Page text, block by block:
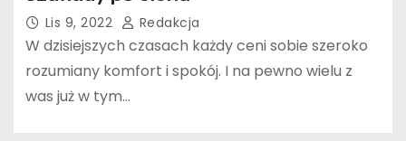
Lis 9, 2022 Redakcja
W dzisiejszych czasach każdy ceni sobie szeroko
rozumiany komfort i spokój. I na pewno wielu z
was już w tym…